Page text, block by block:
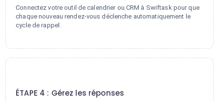
Connectez votre outil de calendrier ou CRM à Swiftask pour que
chaque nouveau rendez-vous déclenche automatiquement le
cycle de rappel.
ÉTAPE 4 : Gérez les réponses